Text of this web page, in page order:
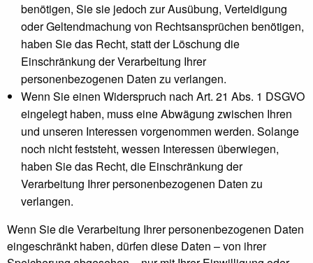
benötigen, Sie sie jedoch zur Ausübung, Verteidigung
oder Geltendmachung von Rechtsansprüchen benötigen,
haben Sie das Recht, statt der Löschung die
Einschränkung der Verarbeitung Ihrer
personenbezogenen Daten zu verlangen.
Wenn Sie einen Widerspruch nach Art. 21 Abs. 1 DSGVO
eingelegt haben, muss eine Abwägung zwischen Ihren
und unseren Interessen vorgenommen werden. Solange
noch nicht feststeht, wessen Interessen überwiegen,
haben Sie das Recht, die Einschränkung der
Verarbeitung Ihrer personenbezogenen Daten zu
verlangen.
Wenn Sie die Verarbeitung Ihrer personenbezogenen Daten
eingeschränkt haben, dürfen diese Daten – von ihrer